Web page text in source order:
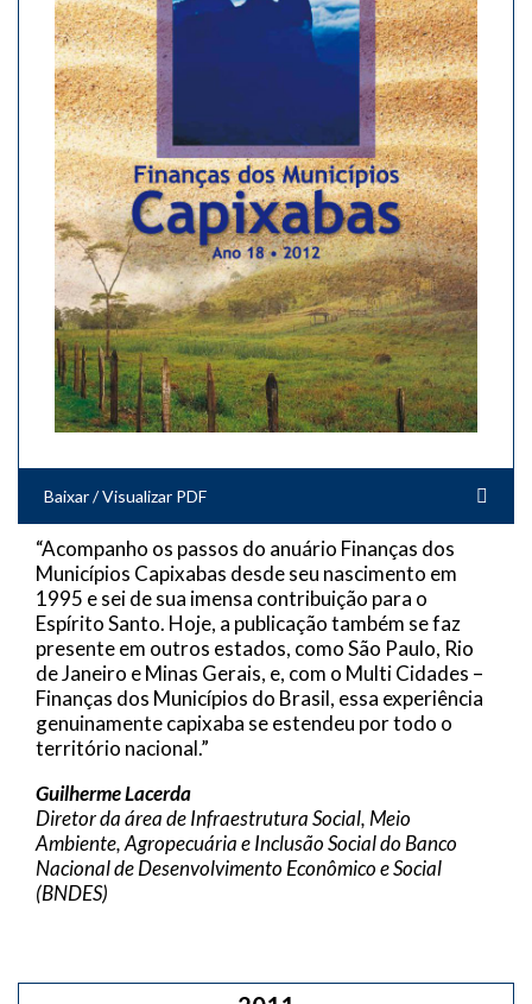
Baixar / Visualizar PDF
“Acompanho os passos do anuário Finanças dos
Municípios Capixabas desde seu nascimento em
1995 e sei de sua imensa contribuição para o
Espírito Santo. Hoje, a publicação também se faz
presente em outros estados, como São Paulo, Rio
de Janeiro e Minas Gerais, e, com o Multi Cidades –
Finanças dos Municípios do Brasil, essa experiência
genuinamente capixaba se estendeu por todo o
território nacional.”
Guilherme Lacerda
Diretor da área de Infraestrutura Social, Meio
Ambiente, Agropecuária e Inclusão Social do Banco
Nacional de Desenvolvimento Econômico e Social
(BNDES)